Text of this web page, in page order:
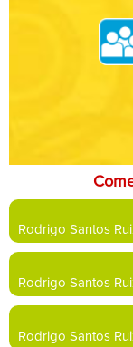
Rodrigo Santos
Rodrigo Santos
Rodrigo Santos